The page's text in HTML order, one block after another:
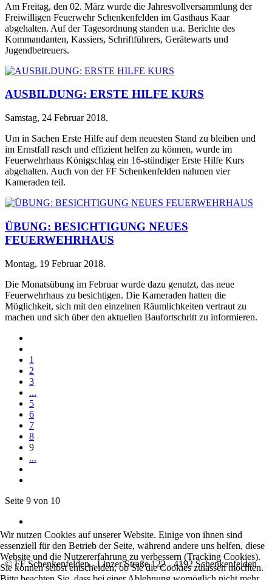
Am Freitag, den 02. März wurde die Jahresvollversammlung der
Freiwilligen Feuerwehr Schenkenfelden im Gasthaus Kaar
abgehalten. Auf der Tagesordnung standen u.a. Berichte des
Kommandanten, Kassiers, Schriftführers, Gerätewarts und
Jugendbetreuers.
AUSBILDUNG: ERSTE HILFE KURS
Samstag, 24 Februar 2018.
Um in Sachen Erste Hilfe auf dem neuesten Stand zu bleiben und
im Ernstfall rasch und effizient helfen zu können, wurde im
Feuerwehrhaus Königschlag ein 16-stündiger Erste Hilfe Kurs
abgehalten. Auch von der FF Schenkenfelden nahmen vier
Kameraden teil.
ÜBUNG: BESICHTIGUNG NEUES
FEUERWEHRHAUS
Montag, 19 Februar 2018.
Die Monatsübung im Februar wurde dazu genutzt, das neue
Feuerwehrhaus zu besichtigen. Die Kameraden hatten die
Möglichkeit, sich mit den einzelnen Räumlichkeiten vertraut zu
machen und sich über den aktuellen Baufortschritt zu informieren.
1
2
3
...
5
6
7
8
9
...
Seite 9 von 10
© FF Schenkenfelden - Linzer Straße 122 - 4192 Schenkenfelden
Wir nutzen Cookies auf unserer Website. Einige von ihnen sind
essenziell für den Betrieb der Seite, während andere uns helfen, diese
Website und die Nutzererfahrung zu verbessern (Tracking Cookies).
Sie können selbst entscheiden, ob Sie die Cookies zulassen möchten.